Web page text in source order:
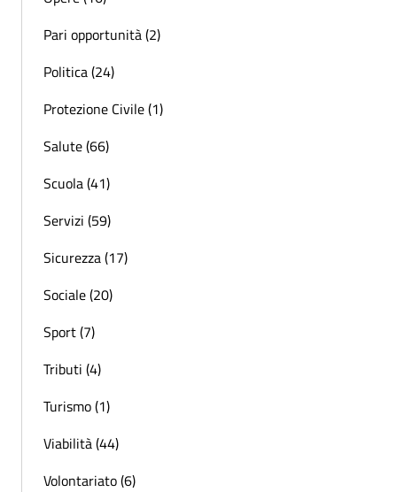
Pari opportunità (2)
Politica (24)
Protezione Civile (1)
Salute (66)
Scuola (41)
Servizi (59)
Sicurezza (17)
Sociale (20)
Sport (7)
Tributi (4)
Turismo (1)
Viabilità (44)
Volontariato (6)